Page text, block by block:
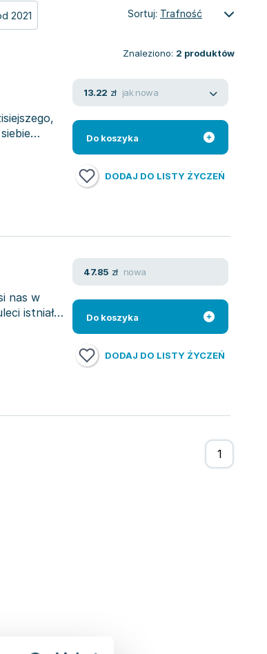
2021 Sortuj: Trafność
Znaleziono: 2 produktów
13.22 zł jak nowa
Do koszyka
DODAJ DO LISTY ŻYCZEŃ
nas w
istniał
47.85 zł nowa
Do koszyka
DODAJ DO LISTY ŻYCZEŃ